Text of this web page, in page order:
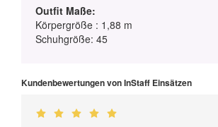
Outfit Maße:
Körpergröße : 1,88 m
Schuhgröße: 45
Kundenbewertungen von InStaff Einsätzen